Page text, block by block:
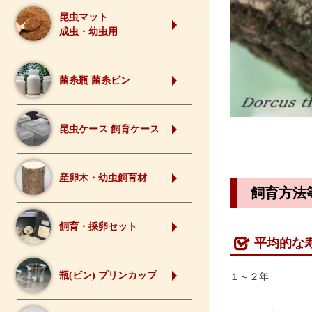
昆虫マット
成虫・幼虫用
菌糸瓶 菌糸ビン
昆虫ケース 飼育ケース
産卵木・幼虫飼育材
飼育・採卵セット
瓶(ビン) プリンカップ
飼育方法
平均的な
１～２年